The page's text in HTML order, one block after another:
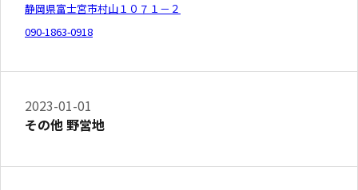
静岡県富士宮市村山１０７１－２
090-1863-0918
2023-01-01
その他 野営地